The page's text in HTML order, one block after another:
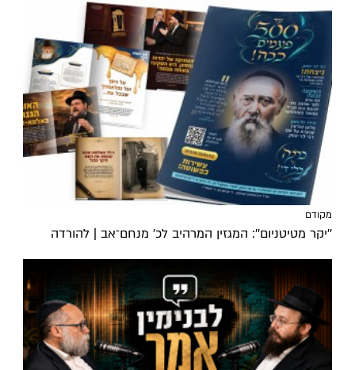
מקודם
''יקר מטיטניום'': המגזין המרהיב לכ’ מנחם־אב | להורדה